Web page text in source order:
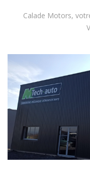
Calade Motors,